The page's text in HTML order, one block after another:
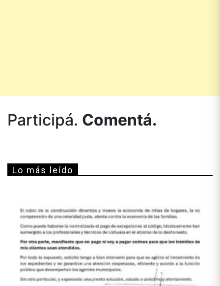
Participá. Comentá.
Lo más leído